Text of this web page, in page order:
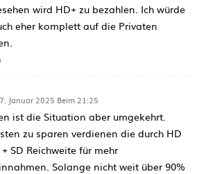
wird HD+ zu bezahlen. Ich würde
eher komplett auf die Privaten
7. Januar 2025 Beim 21:25
ist die Situation aber umgekehrt.
zu sparen verdienen die durch HD
SD Reichweite für mehr
Solange nicht weit über 90%